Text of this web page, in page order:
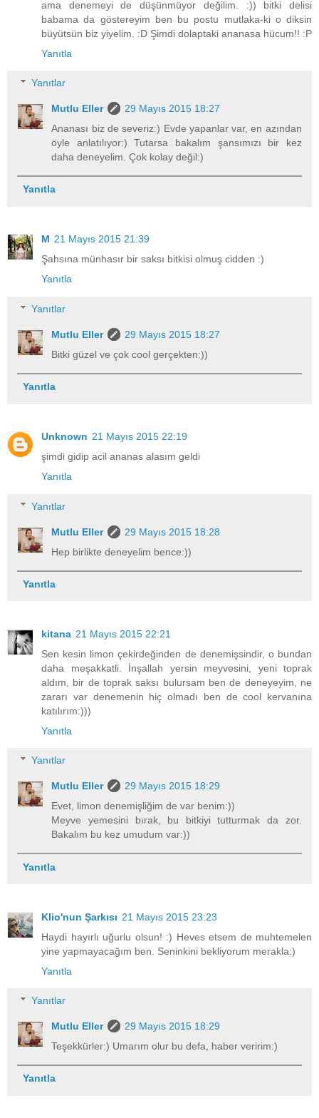
ama denemeyi de düşünmüyor değilim. :)) bitki delisi
babama da göstereyim ben bu postu mutlaka-ki o diksin
büyütsün biz yiyelim. :D Şimdi dolaptaki ananasa hücum!! :P
Yanıtla
Yanıtlar
Mutlu Eller
29 Mayıs 2015 18:27
Ananası biz de severiz:) Evde yapanlar var, en azından
öyle anlatılıyor:) Tutarsa bakalım şansımızı bir kez
daha deneyelim. Çok kolay değil:)
Yanıtla
M 21 Mayıs 2015 21:39
Şahsına münhasır bir saksı bitkisi olmuş cidden :)
Yanıtla
Yanıtlar
Mutlu Eller
29 Mayıs 2015 18:27
Bitki güzel ve çok cool gerçekten:))
Yanıtla
Unknown 21 Mayıs 2015 22:19
şimdi gidip acil ananas alasım geldi
Yanıtla
Yanıtlar
Mutlu Eller
29 Mayıs 2015 18:28
Hep birlikte deneyelim bence:))
Yanıtla
kitana 21 Mayıs 2015 22:21
Sen kesin limon çekirdeğinden de denemişsindir, o bundan
daha meşakkatli. İnşallah yersin meyvesini, yeni toprak
aldım, bir de toprak saksı bulursam ben de deneyeyim, ne
zararı var denemenin hiç olmadı ben de cool kervanına
katılırım:)))
Yanıtla
Yanıtlar
Mutlu Eller
29 Mayıs 2015 18:29
Evet, limon denemişliğim de var benim:))
Meyve yemesini bırak, bu bitkiyi tutturmak da zor.
Bakalım bu kez umudum var:))
Yanıtla
Klio'nun Şarkısı 21 Mayıs 2015 23:23
Haydi hayırlı uğurlu olsun! :) Heves etsem de muhtemelen
yine yapmayacağım ben. Seninkini bekliyorum merakla:)
Yanıtla
Yanıtlar
Mutlu Eller
29 Mayıs 2015 18:29
Teşekkürler:) Umarım olur bu defa, haber veririm:)
Yanıtla